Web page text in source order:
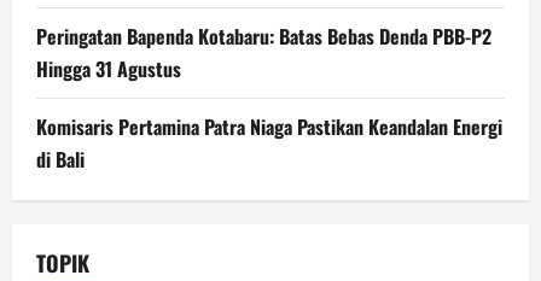
Peringatan Bapenda Kotabaru: Batas Bebas Denda PBB-P2
Hingga 31 Agustus
Komisaris Pertamina Patra Niaga Pastikan Keandalan Energi
di Bali
TOPIK